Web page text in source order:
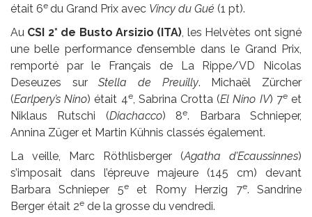
était 6e du Grand Prix avec Vincy du Gué (1 pt).
Au CSI 2* de Busto Arsizio (ITA), les Helvètes ont signé
une belle performance d’ensemble dans le Grand Prix,
remporté par le Français de La Rippe/VD Nicolas
Deseuzes surStella de Preuilly. Michaël Zürcher
(Earlpery’s Nino) était 4e, Sabrina Crotta (El Nino IV) 7eet
Niklaus Rutschi (Diachacco) 8e. Barbara Schnieper,
Annina Züger et Martin Kühnis classés également.
La veille, Marc Röthlisberger (Agatha d’Ecaussinnes)
s’imposait dans l’épreuve majeure (145 cm) devant
Barbara Schnieper 5eet Romy Herzig 7e. Sandrine
Berger était 2e de la grosse du vendredi.